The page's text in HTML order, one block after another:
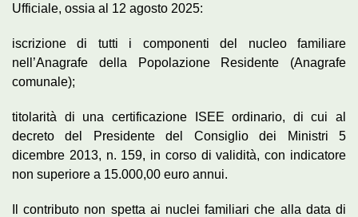
Ufficiale, ossia al 12 agosto 2025:
iscrizione di tutti i componenti del nucleo familiare
nell’Anagrafe della Popolazione Residente (Anagrafe
comunale);
titolarità di una certificazione ISEE ordinario, di cui al
decreto del Presidente del Consiglio dei Ministri 5
dicembre 2013, n. 159, in corso di validità, con indicatore
non superiore a 15.000,00 euro annui.
Il contributo non spetta ai nuclei familiari che alla data di